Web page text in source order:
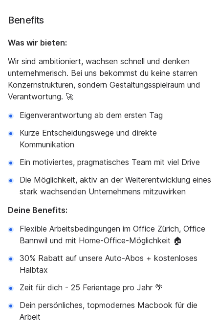
Benefits
Was wir bieten:
Wir sind ambitioniert, wachsen schnell und denken
unternehmerisch. Bei uns bekommst du keine starren
Konzernstrukturen, sondern Gestaltungsspielraum und
Verantwortung. 🚀
Eigenverantwortung ab dem ersten Tag
Kurze Entscheidungswege und direkte
Kommunikation
Ein motiviertes, pragmatisches Team mit viel Drive
Die Möglichkeit, aktiv an der Weiterentwicklung eines
stark wachsenden Unternehmens mitzuwirken
Deine Benefits:
Flexible Arbeitsbedingungen im Office Zürich, Office
Bannwil und mit Home-Office-Möglichkeit 🏠
30% Rabatt auf unsere Auto-Abos + kostenloses
Halbtax
Zeit für dich - 25 Ferientage pro Jahr 🌴
Dein persönliches, topmodernes Macbook für die
Arbeit